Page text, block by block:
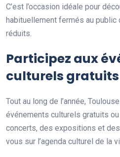
C’est l’occasion idéale pour
habituellement fermés au
réduits.
Participez aux
culturels gratuits
Tout au long de l’année,
événements culturels gratuits
concerts, des expositions et
vous sur l’agenda culturel de la